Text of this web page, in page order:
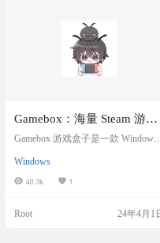
Gamebox：海量 Steam 游戏
Windows下载盒子
Gamebox 游戏盒子是一款 Windows
测试500M带宽，目前下载速度基本
能跑满。软件基于 Electron 开发，内
mebox 目前提供了 862 款游戏免费
Windows
40.3k 1
Root 24年4月1